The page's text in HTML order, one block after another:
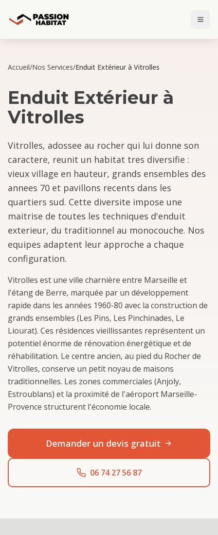
Accueil/Nos Services/Enduit Extérieur à Vitrolles
Enduit Extérieur à
Vitrolles
Vitrolles, adossee au rocher qui lui donne son
caractere, reunit un habitat tres diversifie :
vieux village en hauteur, grands ensembles des
annees 70 et pavillons recents dans les
quartiers sud. Cette diversite impose une
maitrise de toutes les techniques d'enduit
exterieur, du traditionnel au monocouche. Nos
equipes adaptent leur approche a chaque
configuration.
Vitrolles est une ville charnière entre Marseille et
l'étang de Berre, marquée par un développement
rapide dans les années 1960-80 avec la construction de
grands ensembles (Les Pins, Les Pinchinades, Le
Liourat). Ces résidences vieillissantes représentent un
potentiel énorme de rénovation énergétique et de
réhabilitation. Le centre ancien, au pied du Rocher de
Vitrolles, conserve un petit noyau de maisons
traditionnelles. Les zones commerciales (Anjoly,
Estroublans) et la proximité de l'aéroport Marseille-
Provence structurent l'économie locale.
Demander un devis gratuit
06 74 27 56 87